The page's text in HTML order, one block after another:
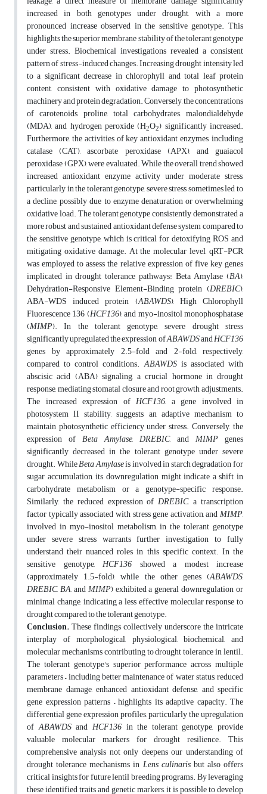
increased in both genotypes under drought, with a more
pronounced increase observed in the sensitive genotype. This
highlights the superior membrane stability of the tolerant genotype
under stress. Biochemical investigations revealed a consistent
pattern of stress-induced changes. Increasing drought intensity led
to a significant decrease in chlorophyll and total leaf protein
content, consistent with oxidative damage to photosynthetic
machinery and protein degradation. Conversely, the concentrations
of carotenoids, proline, total carbohydrates, malondialdehyde
(MDA), and hydrogen peroxide (H2O2) significantly increased.
Furthermore, the activities of key antioxidant enzymes, including
catalase (CAT), ascorbate peroxidase (APX), and guaiacol
peroxidase (GPX), were evaluated. While the overall trend showed
increased antioxidant enzyme activity under moderate stress,
particularly in the tolerant genotype, severe stress sometimes led to
a decline, possibly due to enzyme denaturation or overwhelming
oxidative load. The tolerant genotype consistently demonstrated a
more robust and sustained antioxidant defense system compared to
the sensitive genotype, which is critical for detoxifying ROS and
mitigating oxidative damage. At the molecular level, qRT-PCR
was employed to assess the relative expression of five key genes
implicated in drought tolerance pathways: Beta Amylase (BA),
Dehydration-Responsive Element-Binding protein (DREBIC),
ABA-WDS induced protein (ABAWDS), High Chlorophyll
Fluorescence 136 (HCF136), and myo-inositol monophosphatase
(MIMP). In the tolerant genotype, severe drought stress
significantly upregulated the expression ofABAWDSandHCF136
genes by approximately 2.5-fold and 2-fold, respectively,
compared to control conditions.ABAWDSis associated with
abscisic acid (ABA) signaling, a crucial hormone in drought
response, mediating stomatal closure and root growth adjustments.
The increased expression of HCF136, a gene involved in
photosystem II stability, suggests an adaptive mechanism to
maintain photosynthetic efficiency under stress. Conversely, the
expression of Beta Amylase, DREBIC, and MIMP genes
significantly decreased in the tolerant genotype under severe
drought. WhileBeta Amylaseis involved in starch degradation for
sugar accumulation, its downregulation might indicate a shift in
carbohydrate metabolism or a genotype-specific response.
Similarly, the reduced expression ofDREBIC, a transcription
factor typically associated with stress gene activation, andMIMP,
involved in myo-inositol metabolism, in the tolerant genotype
under severe stress warrants further investigation to fully
understand their nuanced roles in this specific context. In the
sensitive genotype, HCF136 showed a modest increase
(approximately 1.5-fold), while the other genes (ABAWDS,
DREBIC,BA, andMIMP) exhibited a general downregulation or
minimal change, indicating a less effective molecular response to
drought compared to the tolerant genotype.
Conclusion.These findings collectively underscore the intricate
interplay of morphological, physiological, biochemical, and
molecular mechanisms contributing to drought tolerance in lentil.
The tolerant genotype's superior performance across multiple
parameters – including better maintenance of water status, reduced
membrane damage, enhanced antioxidant defense, and specific
gene expression patterns – highlights its adaptive capacity. The
differential gene expression profiles, particularly the upregulation
ofABAWDSand HCF136in the tolerant genotype, provide
valuable molecular markers for drought resilience. This
comprehensive analysis not only deepens our understanding of
drought tolerance mechanisms in Lens culinarisbut also offers
critical insights for future lentil breeding programs. By leveraging
these identified traits and genetic markers, it is possible to develop